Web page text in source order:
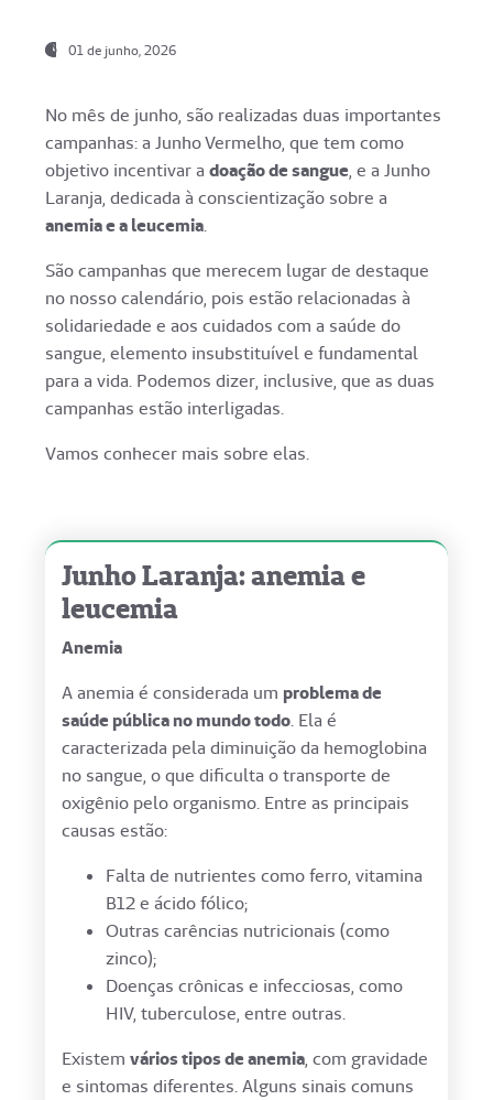
01 de junho, 2026
No mês de junho, são realizadas duas importantes
campanhas: a Junho Vermelho, que tem como
objetivo incentivar a doação de sangue, e a Junho
Laranja, dedicada à conscientização sobre a
anemia e a leucemia.
São campanhas que merecem lugar de destaque
no nosso calendário, pois estão relacionadas à
solidariedade e aos cuidados com a saúde do
sangue, elemento insubstituível e fundamental
para a vida. Podemos dizer, inclusive, que as duas
campanhas estão interligadas.
Vamos conhecer mais sobre elas.
Junho Laranja: anemia e
leucemia
Anemia
A anemia é considerada um problema de
saúde pública no mundo todo. Ela é
caracterizada pela diminuição da hemoglobina
no sangue, o que dificulta o transporte de
oxigênio pelo organismo. Entre as principais
causas estão:
Falta de nutrientes como ferro, vitamina
B12 e ácido fólico;
Outras carências nutricionais (como
zinco);
Doenças crônicas e infecciosas, como
HIV, tuberculose, entre outras.
Existem vários tipos de anemia, com gravidade
e sintomas diferentes. Alguns sinais comuns